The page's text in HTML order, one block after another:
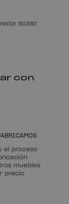
80X80
con
el proceso
muebles
precio